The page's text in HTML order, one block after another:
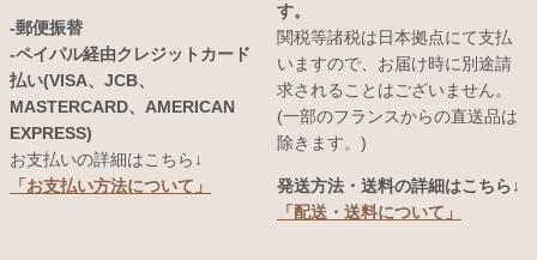
-郵便振替
-ペイパル経由クレジットカード
払い(VISA、JCB、
MASTERCARD、AMERICAN
EXPRESS)
お支払いの詳細はこちら↓
「お支払い方法について」
す。
関税等諸税は日本拠点にて支払
いますので、お届け時に別途請
求されることはございません。
(一部のフランスからの直送品は
除きます。)
発送方法・送料の詳細はこちら↓
「配送・送料について」